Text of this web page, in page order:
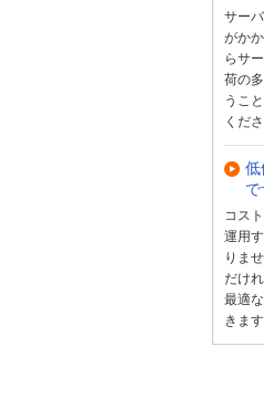
サー
がか
らサ
荷の
うこ
くださ
低
コス
運用
りま
だけ
最適
きます